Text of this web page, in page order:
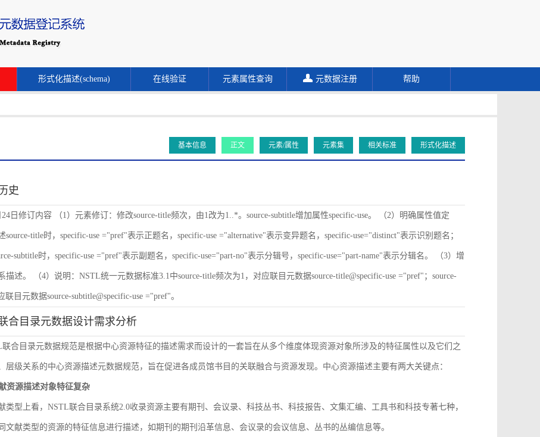
形式化描述(schema) 在线验证 元素属性查询 元数据注册 帮助
基本信息 正文 元素/属性 元素集 相关标准 形式化描述
史
24日修订内容 （1）元素修订：修改source-title频次，由1改为1..*。source-subtitle增加属性specific-use。 （2）明确属性值定
source-title时，specific-use ="pref"表示正题名，specific-use ="alternative"表示变异题名，specific-use="distinct"表示识别题名；
subtitle时，specific-use ="pref"表示副题名，specific-use="part-no"表示分辑号，specific-use="part-name"表示分辑名。 （3）增
描述。 （4）说明：NSTL统一元数据标准3.1中source-title频次为1，对应联目元数据source-title@specific-use ="pref"；source-
联目元数据source-subtitle@specific-use ="pref"。
合目录元数据设计需求分析
联合目录元数据规范是根据中心资源特征的描述需求而设计的一套旨在从多个维度体现资源对象所涉及的特征属性以及它们之
层级关系的中心资源描述元数据规范，旨在促进各成员馆书目的关联融合与资源发现。中心资源描述主要有两大关键点：
资源描述对象特征复杂
类型上看，NSTL联合目录系统2.0收录资源主要有期刊、会议录、科技丛书、科技报告、文集汇编、工具书和科技专著七种，
文献类型的资源的特征信息进行描述，如期刊的期刊沿革信息、会议录的会议信息、丛书的丛编信息等。